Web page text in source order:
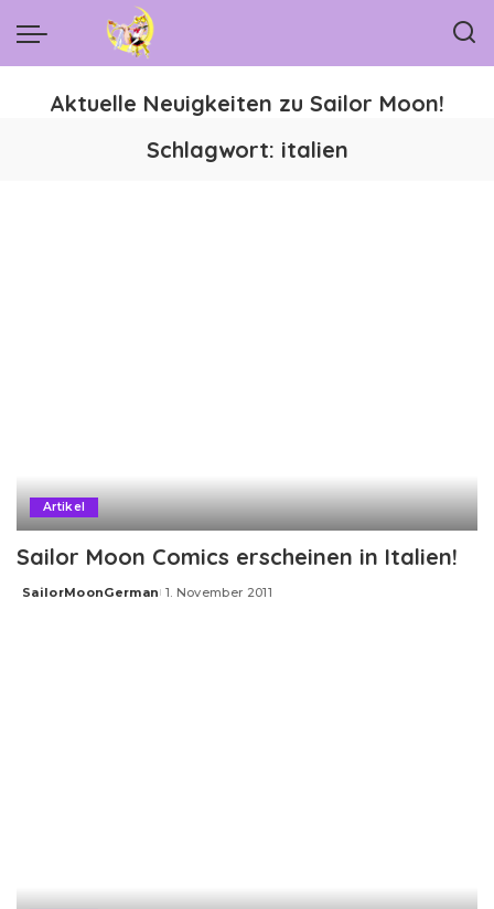
Aktuelle Neuigkeiten zu Sailor Moon!
Schlagwort: italien
Artikel
Sailor Moon Comics erscheinen in Italien!
Posted
SailorMoonGerman 1. November 2011